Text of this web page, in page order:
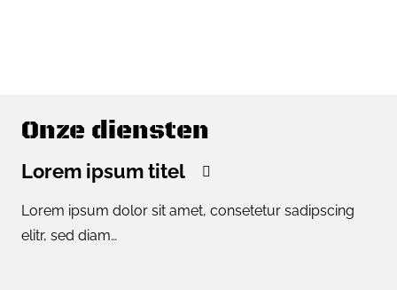
Onze diensten
Lorem ipsum titel
Lorem ipsum dolor sit amet, consetetur sadipscing
elitr, sed diam…